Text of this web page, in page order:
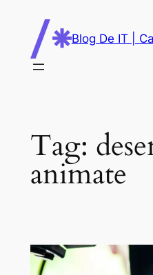
content
Blog De IT |
Tag:
animate